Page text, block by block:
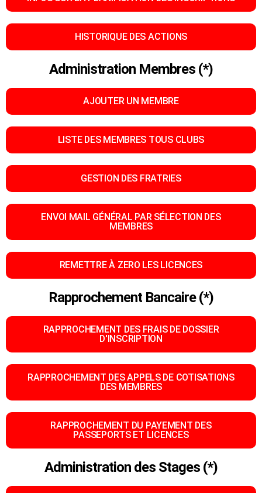
HISTORIQUE DES ACTIONS
Administration Membres (*)
AJOUTER UN MEMBRE
LISTE DES MEMBRES TOUS CLUBS
GESTION DES FRATRIES
ENVOI MAIL GÉNÉRAL PAR SÉLECTION DES
MEMBRES
REMETTRE À ZERO LES LICENCES
Rapprochement Bancaire (*)
RAPPROCHEMENT DES FRAIS DE DOSSIER
D'INSCRIPTION
RAPPROCHEMENT DES APPELS DE COTISATIONS
DES MEMBRES
RAPPROCHEMENT DU PAYEMENT DES
PASSEPORTS ET LICENCES
Administration des Stages (*)